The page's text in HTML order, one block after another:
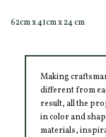
62cm x 41cm x 24 cm
Making
different from
result, all the
in color and
materials,